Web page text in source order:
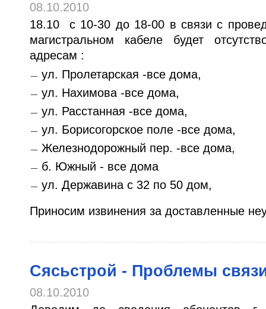
08.10.2010
18.10 с 10-30 до 18-00 в связи с
магистральном кабеле будет
адресам :
ул. Пролетарская -все дома,
ул. Нахимова -все дома,
ул. Расстанная -все дома,
ул. Борисогорское поле -все дома,
Железнодорожный пер. -все дома,
б. Южный - все дома
ул. Державина с 32 по 50 дом,
Приносим извинения за доставленные
Сясьстрой - Проблемы
08.10.2010